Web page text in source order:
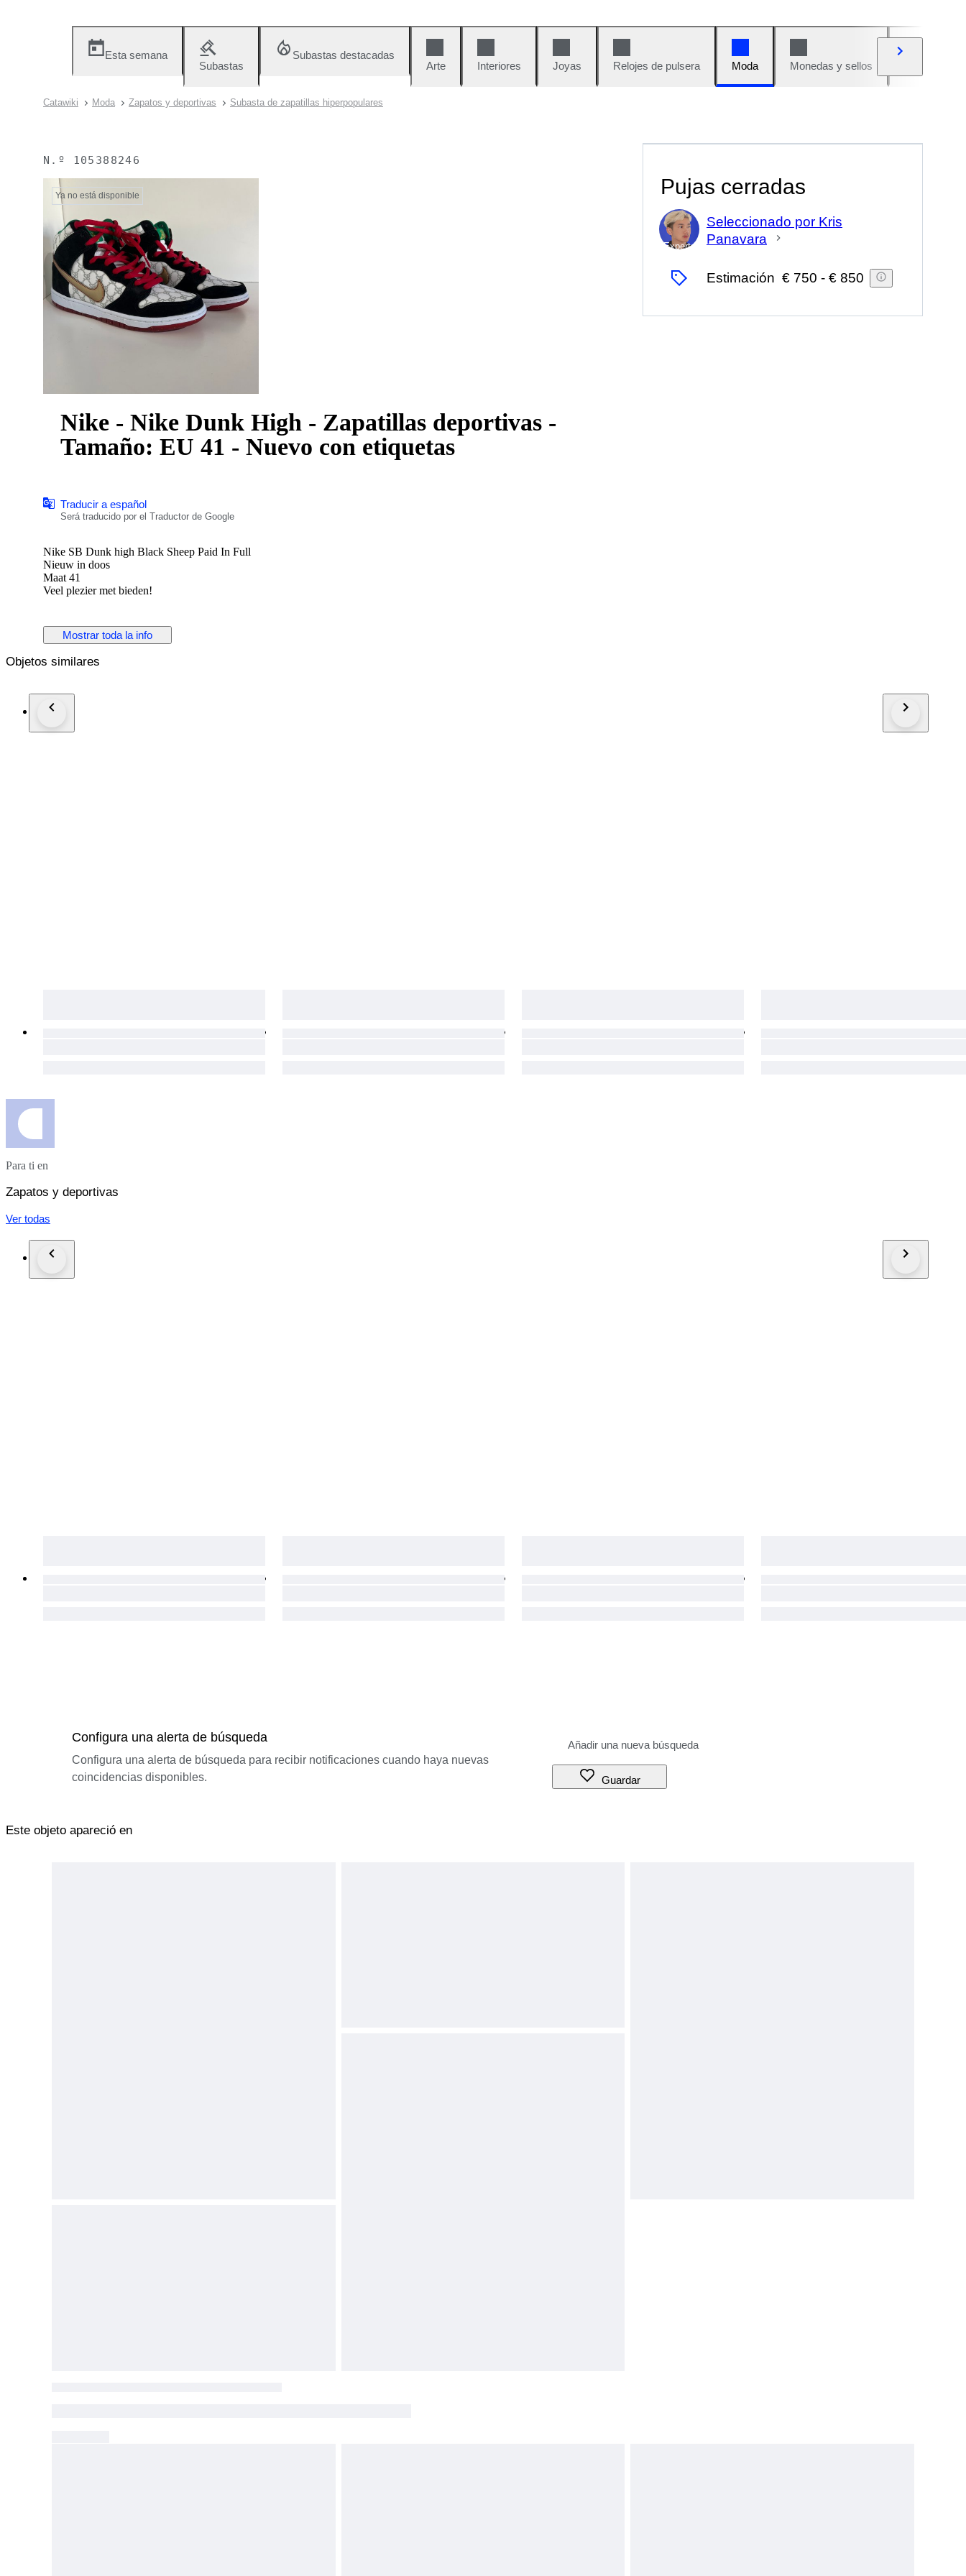
Esta semana
Subastas
Subastas destacadas
Arte
Interiores Joyas Relojes de pulsera Moda Monedas y sellos
Catawiki Moda Zapatos y deportivas Subasta de zapatillas hiperpopulares
N.º 105388246
Ya no está disponible
Nike - Nike Dunk High - Zapatillas deportivas -
Tamaño: EU 41 - Nuevo con etiquetas
Traducir a español
Será traducido por el Traductor de Google
Nike SB Dunk high Black Sheep Paid In Full
Nieuw in doos
Maat 41
Veel plezier met bieden!
Mostrar toda la info
Pujas cerradas
Experto
Seleccionado por Kris
Panavara
Estimación € 750 - € 850
Objetos similares
Para ti en
Zapatos y deportivas
Ver todas
Configura una alerta de búsqueda
Configura una alerta de búsqueda para recibir notificaciones cuando haya nuevas
coincidencias disponibles.
Guardar
Este objeto apareció en